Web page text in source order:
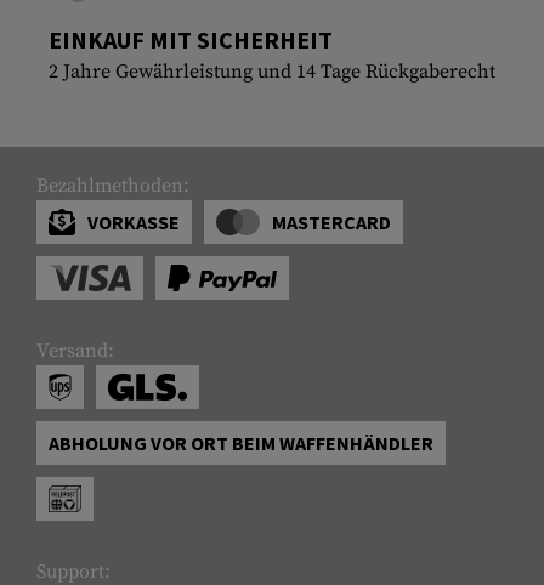
EINKAUF MIT SICHERHEIT
2 Jahre Gewährleistung und 14 Tage Rückgaberecht
Bezahlmethoden:
VORKASSE
MASTERCARD
Versand:
ABHOLUNG VOR ORT BEIM WAFFENHÄNDLER
Support: